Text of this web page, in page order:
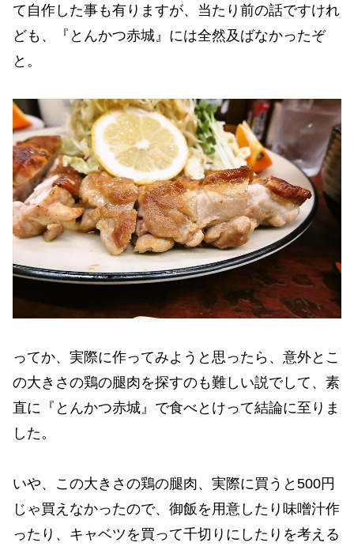
て自作した事も有りますが、当たり前の話ですけれ
ども、『とんかつ赤城』には全然及ばなかったぞ
と。
ってか、実際に作ってみようと思ったら、意外とこ
の大きさの鶏の腿肉を探すのも難しい説でして、素
直に『とんかつ赤城』で食べとけって結論に至りま
した。
いや、この大きさの鶏の腿肉、実際に買うと500円
じゃ買えなかったので、御飯を用意したり味噌汁作
ったり、キャベツを買って千切りにしたりを考える